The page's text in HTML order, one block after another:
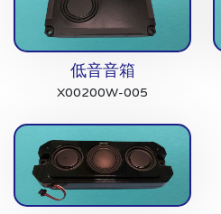
低音音箱
X00200W-005